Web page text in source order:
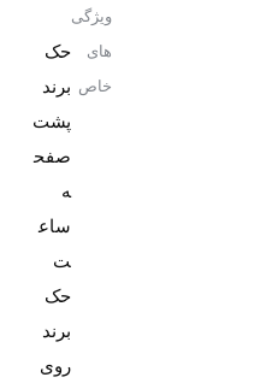
ویژگی
های
خاص
حک
برند
پشت
صفح
ه
ساع
حک
برند
روی